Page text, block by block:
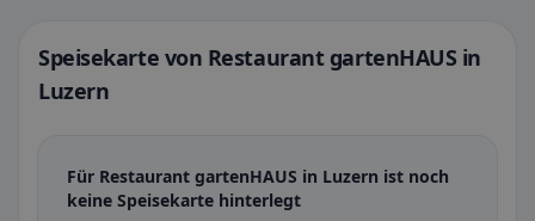
Speisekarte von Restaurant gartenHAUS in
Luzern
Für Restaurant gartenHAUS in Luzern ist noch
keine Speisekarte hinterlegt